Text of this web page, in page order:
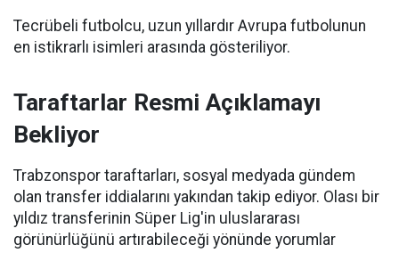
Tecrübeli futbolcu, uzun yıllardır Avrupa futbolunun
en istikrarlı isimleri arasında gösteriliyor.
Taraftarlar Resmi Açıklamayı
Bekliyor
Trabzonspor taraftarları, sosyal medyada gündem
olan transfer iddialarını yakından takip ediyor. Olası bir
yıldız transferinin Süper Lig'in uluslararası
görünürlüğünü artırabileceği yönünde yorumlar